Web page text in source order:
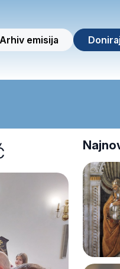
Arhiv emisija